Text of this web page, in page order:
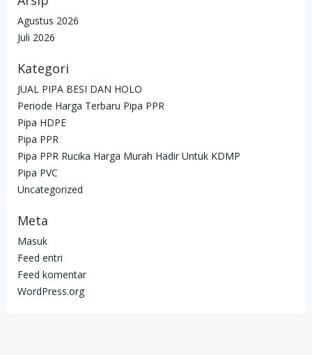
Agustus 2026
Juli 2026
Kategori
JUAL PIPA BESI DAN HOLO
Periode Harga Terbaru Pipa PPR
Pipa HDPE
Pipa PPR
Pipa PPR Rucika Harga Murah Hadir Untuk KDMP
Pipa PVC
Uncategorized
Meta
Masuk
Feed entri
Feed komentar
WordPress.org